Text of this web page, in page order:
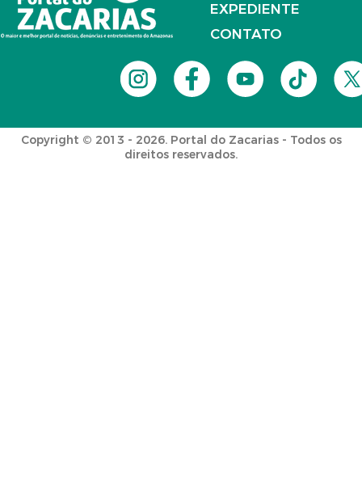
EXPEDIENTE
CONTATO
Copyright © 2013 - 2026. Portal do Zacarias - Todos os
direitos reservados.